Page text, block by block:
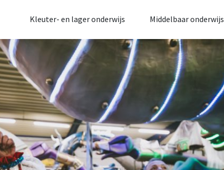
Kleuter- en lager onderwijs Middelbaar onderwijs